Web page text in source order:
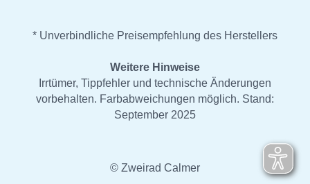
* Unverbindliche Preisempfehlung des Herstellers
Weitere Hinweise
Irrtümer, Tippfehler und technische Änderungen
vorbehalten. Farbabweichungen möglich. Stand:
September 2025
© Zweirad Calmer